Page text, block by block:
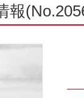
報